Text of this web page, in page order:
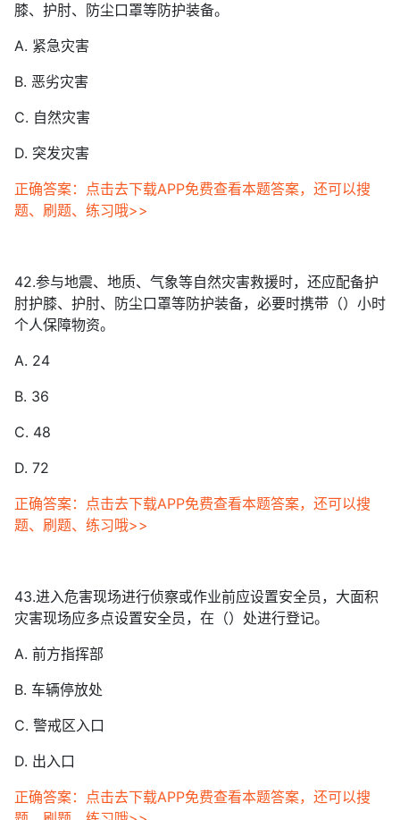
膝、护肘、防尘口罩等防护装备。
A. 紧急灾害
B. 恶劣灾害
C. 自然灾害
D. 突发灾害
正确答案：点击去下载APP免费查看本题答案，还可以搜
题、刷题、练习哦>>
42.参与地震、地质、气象等自然灾害救援时，还应配备护
肘护膝、护肘、防尘口罩等防护装备，必要时携带（）小时
个人保障物资。
A. 24
B. 36
C. 48
D. 72
正确答案：点击去下载APP免费查看本题答案，还可以搜
题、刷题、练习哦>>
43.进入危害现场进行侦察或作业前应设置安全员，大面积
灾害现场应多点设置安全员，在（）处进行登记。
A. 前方指挥部
B. 车辆停放处
C. 警戒区入口
D. 出入口
正确答案：点击去下载APP免费查看本题答案，还可以搜